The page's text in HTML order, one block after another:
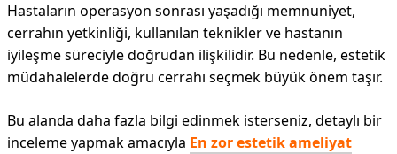
Hastaların operasyon sonrası yaşadığı memnuniyet,
cerrahın yetkinliği, kullanılan teknikler ve hastanın
iyileşme süreciyle doğrudan ilişkilidir. Bu nedenle, estetik
müdahalelerde doğru cerrahı seçmek büyük önem taşır.
Bu alanda daha fazla bilgi edinmek isterseniz, detaylı bir
inceleme yapmak amacıyla En zor estetik ameliyat